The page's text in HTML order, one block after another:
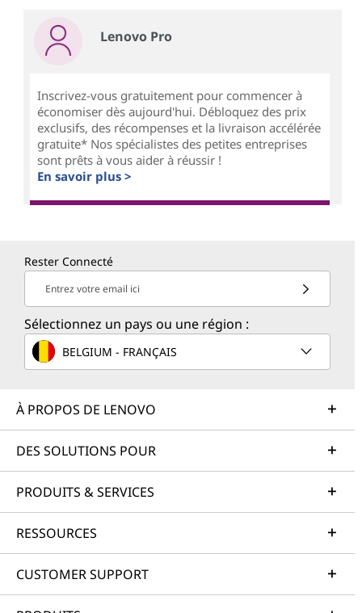
Lenovo Pro
Inscrivez-vous gratuitement pour commencer à
économiser dès aujourd'hui. Débloquez des prix
exclusifs, des récompenses et la livraison accélérée
gratuite* Nos spécialistes des petites entreprises
sont prêts à vous aider à réussir !
En savoir plus >
Rester Connecté
Entrez votre email ici
Sélectionnez un pays ou une région :
BELGIUM - FRANÇAIS
À PROPOS DE LENOVO
DES SOLUTIONS POUR
PRODUITS & SERVICES
RESSOURCES
CUSTOMER SUPPORT